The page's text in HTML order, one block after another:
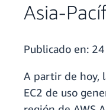
Asia-
Publicado en:
A partir de hoy,
EC2 de uso